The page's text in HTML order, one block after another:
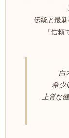
伝統と最
「信頼
白
希少
上質な